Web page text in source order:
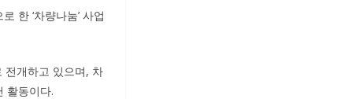
한 ‘차량나눔’ 사업
전개하고 있으며, 차
활동이다.